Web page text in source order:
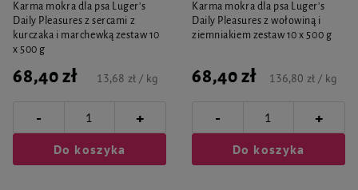
Karma mokra dla psa Luger's
Daily Pleasures z sercami z
kurczaka i marchewką zestaw 10
x 500 g
68,40 zł 13,68 zł / kg
- +
Do koszyka
Karma mokra dla psa Luger's
Daily Pleasures z wołowiną i
ziemniakiem zestaw 10 x 500 g
68,40 zł 136,80 zł / kg
- +
Do koszyka